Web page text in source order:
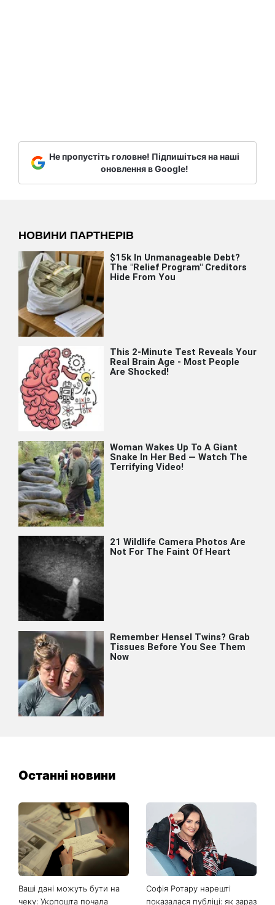
Не пропустіть головне! Підпишіться на наші
оновлення в Google!
Останні новини
Ваші дані можуть бути на
чеку: Укрпошта почала
Софія Ротару нарешті
показалася публіці: як зараз